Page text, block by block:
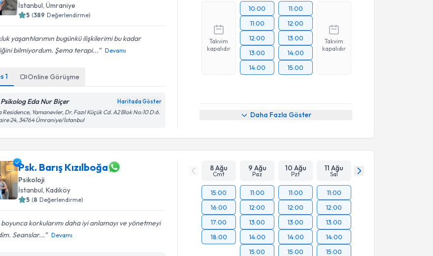
İstanbul, Ümraniye
5 (389 Değerlendirme)
yaşantılarımın bugünkü ilişkilerimi bu kadar
bilmiyordum. Şema terapi...
Devamı
1 Online Görüşme
Eda Nur Biçer Haritada Göster
Residence, Yamanevler, Dr. Fazıl Küçük Cd. A2 Blok No:10 D:6.
24, 34764 Ümraniye/İstanbul
Takvim
kapalıdır
10:00
11:00
12:00
13:00
14:00
11:00
12:00
13:00
14:00
15:00
Takvim
kapalıdır
Daha Fazla Göster
Psk. Barış Kızılboğa
Psikoloji
İstanbul, Kadıköy
5 (8 Değerlendirme)
korkularımı daha iyi anlamayı ve yönetmeyi
Seanslar...
Devamı
8 Ağu
Cmt
9 Ağu
Paz
10 Ağu
Pzt
11 Ağu
Sal
15:00
16:00
17:00
18:00
11:00
12:00
13:00
14:00
15:00
11:00
12:00
13:00
14:00
15:00
11:00
12:00
13:00
14:00
15:00